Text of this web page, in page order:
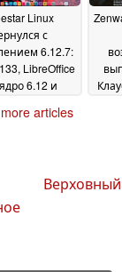
Linux
с
6.12.7:
LibreOffice
6.12 и
2024
articles